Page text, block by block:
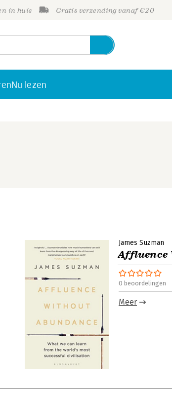
in huis Gratis verzending vanaf €20
Nu lezen
James Suzman
Affluence
0 beoordelingen
Meer
Personen